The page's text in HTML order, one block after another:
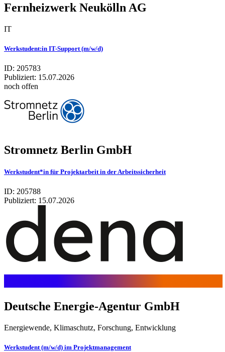
Fernheizwerk Neukölln AG
IT
Werkstudent:in IT-Support (m/w/d)
ID: 205783
Publiziert: 15.07.2026
noch offen
Stromnetz Berlin GmbH
Werkstudent*in für Projektarbeit in der Arbeitssicherheit
ID: 205788
Publiziert: 15.07.2026
Deut­sche Ener­gie-Agen­tur GmbH
Energiewende, Klimaschutz, Forschung, Entwicklung
Werkstudent (m/w/d) im Projektmanagement